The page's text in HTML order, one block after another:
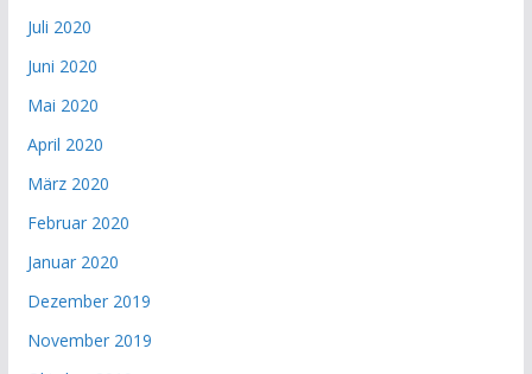
Juli 2020
Juni 2020
Mai 2020
April 2020
März 2020
Februar 2020
Januar 2020
Dezember 2019
November 2019